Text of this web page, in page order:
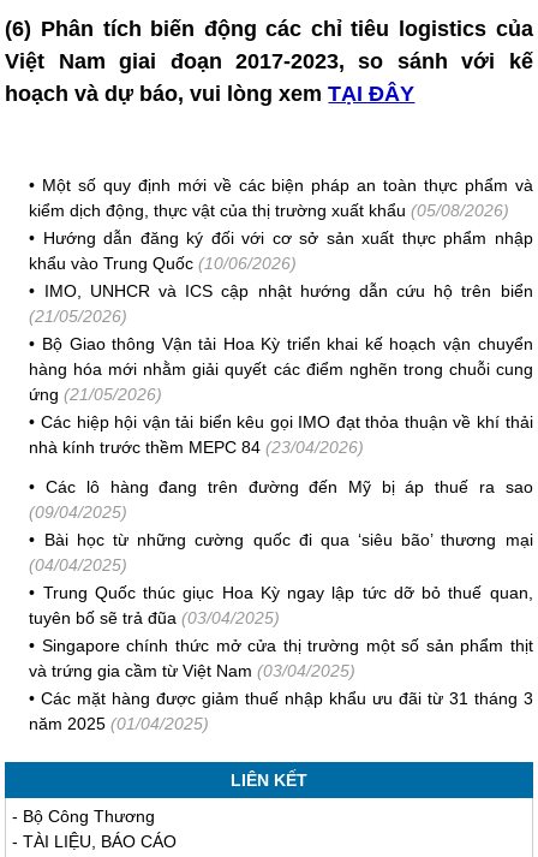
(6) Phân tích biến động các chỉ tiêu logistics của
Việt Nam giai đoạn 2017-2023, so sánh với kế
hoạch và dự báo, vui lòng xemTẠI ĐÂY
• Một số quy định mới về các biện pháp an toàn thực phẩm và
kiểm dịch động, thực vật của thị trường xuất khẩu (05/08/2026)
• Hướng dẫn đăng ký đối với cơ sở sản xuất thực phẩm nhập
khẩu vào Trung Quốc (10/06/2026)
• IMO, UNHCR và ICS cập nhật hướng dẫn cứu hộ trên biển
(21/05/2026)
• Bộ Giao thông Vận tải Hoa Kỳ triển khai kế hoạch vận chuyển
hàng hóa mới nhằm giải quyết các điểm nghẽn trong chuỗi cung
ứng (21/05/2026)
•Các hiệp hội vận tải biển kêu gọi IMO đạt thỏa thuận về khí thải
nhà kính trước thềm MEPC 84 (23/04/2026)
•Các lô hàng đang trên đường đến Mỹ bị áp thuế ra sao
(09/04/2025)
• Bài học từ những cường quốc đi qua ‘siêu bão’ thương mại
(04/04/2025)
• Trung Quốc thúc giục Hoa Kỳ ngay lập tức dỡ bỏ thuế quan,
tuyên bố sẽ trả đũa (03/04/2025)
• Singapore chính thức mở cửa thị trường một số sản phẩm thịt
và trứng gia cầm từ Việt Nam (03/04/2025)
•Các mặt hàng được giảm thuế nhập khẩu ưu đãi từ 31 tháng 3
năm 2025 (01/04/2025)
LIÊN KẾT
- Bộ Công Thương
-TÀI LIỆU, BÁO CÁO